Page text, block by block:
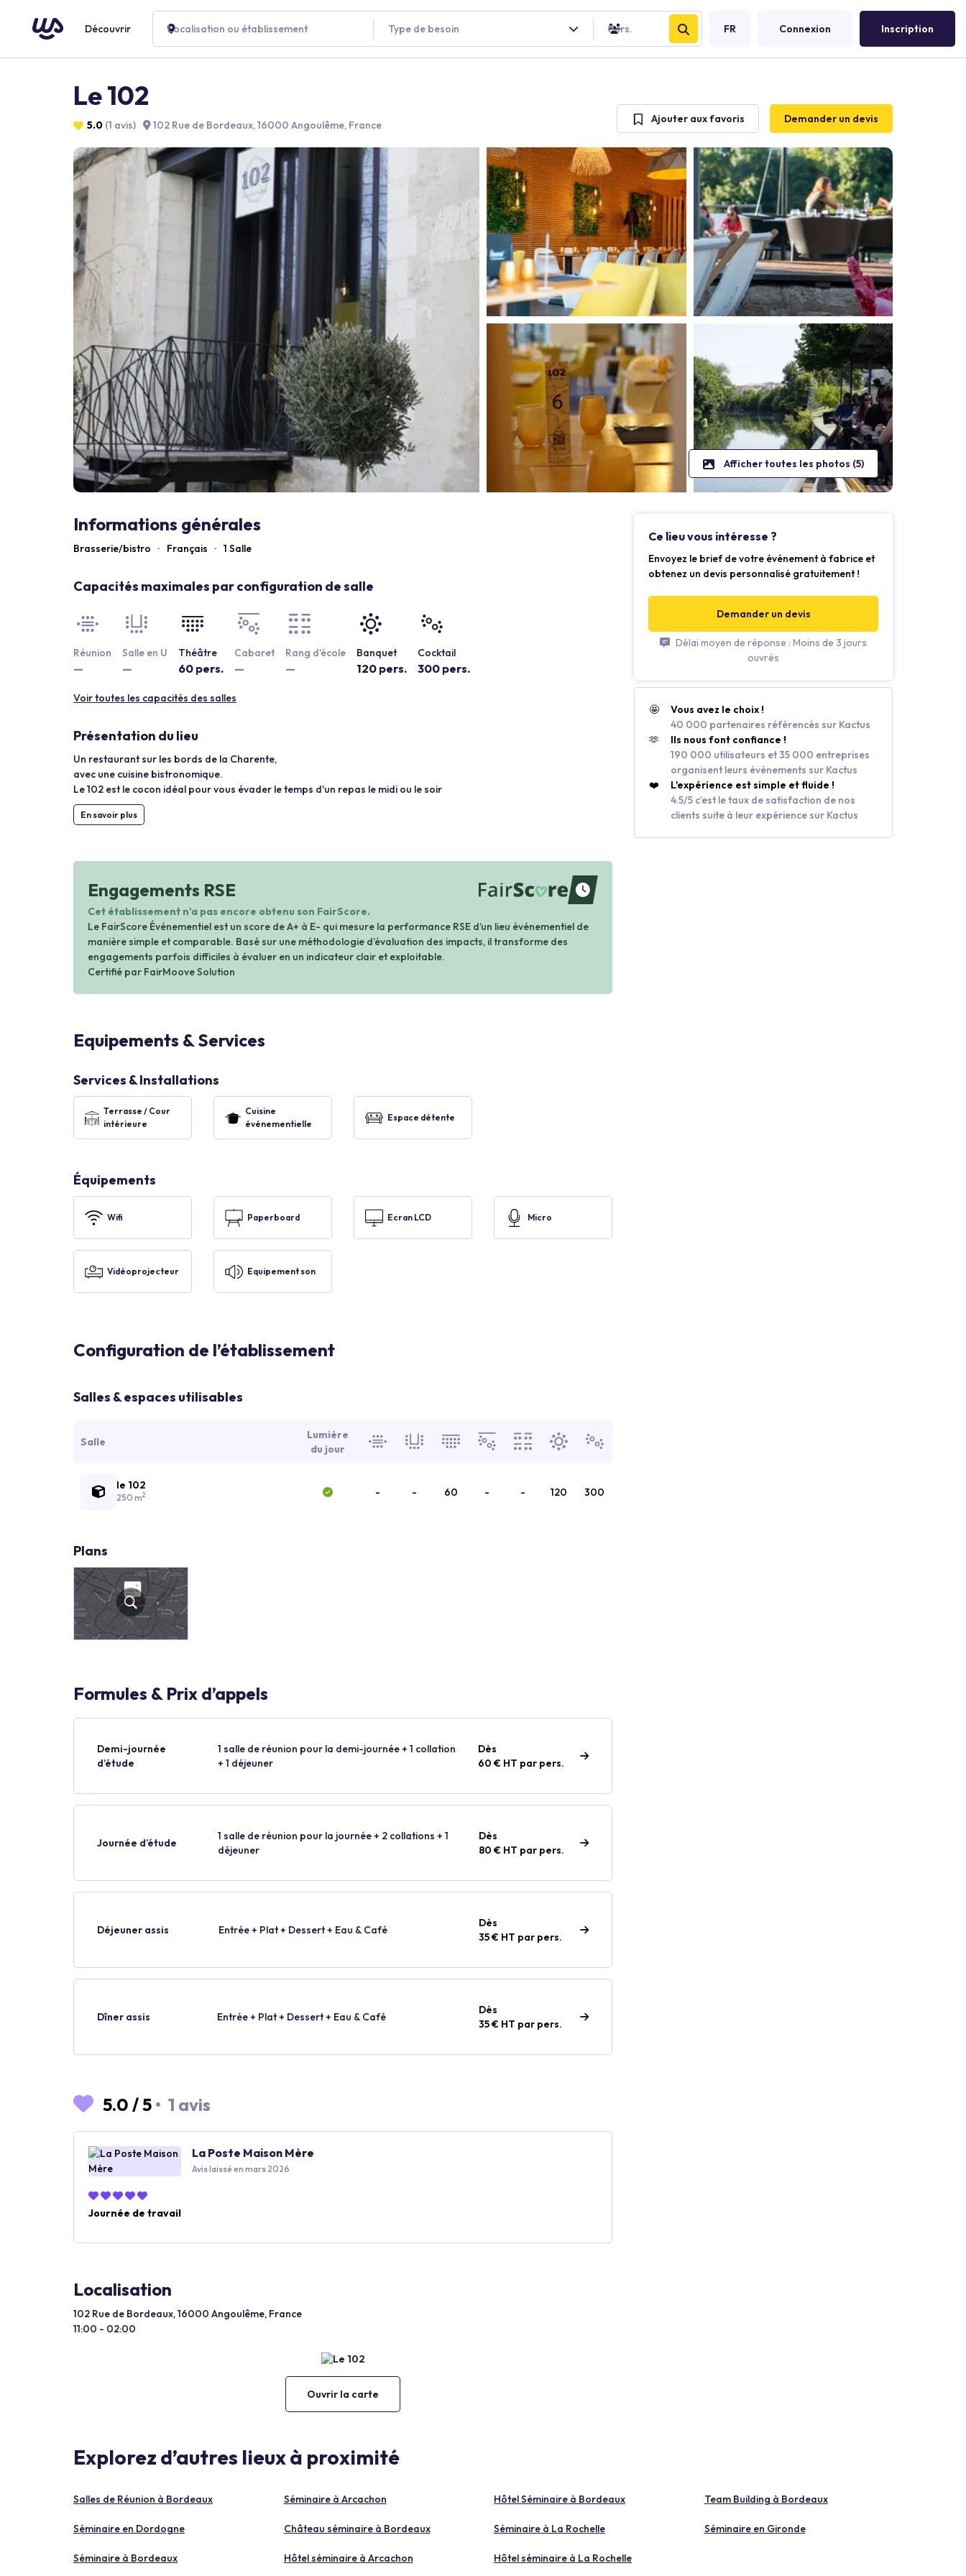
Découvrir Localisation ou établissement Type de besoin Pers. FR Connexion Inscription
Le 102
5.0 (1 avis) 102 Rue de Bordeaux, 16000 Angoulême, France Ajouter aux favoris Demander un devis
Afficher toutes les photos (5)
Informations générales
Brasserie/bistro · Français · 1 Salle
Capacités maximales par configuration de salle
Réunion
—
Salle en U
—
Théâtre
60 pers.
Cabaret
—
Rang d'école
—
Banquet
120 pers.
Cocktail
300 pers.
Voir toutes les capacités des salles
Présentation du lieu
Un restaurant sur les bords de la Charente,
avec une cuisine bistronomique.
Le 102 est le cocon idéal pour vous évader le temps d'un repas le midi ou le soir
En savoir plus
Engagements RSE
waiting
Cet établissement n'a pas encore obtenu son FairScore.
Le FairScore Événementiel est un score de A+ à E- qui mesure la performance RSE d’un lieu événementiel de
manière simple et comparable. Basé sur une méthodologie d’évaluation des impacts, il transforme des
engagements parfois difficiles à évaluer en un indicateur clair et exploitable.
Certifié par FairMoove Solution
Equipements & Services
Services & Installations
Terrasse / Cour
intérieure
Cuisine
événementielle
Espace détente
Équipements
Wifi Paperboard Ecran LCD Micro
Vidéoprojecteur Equipement son
Configuration de l’établissement
Salles & espaces utilisables
Salle
Lumière
du jour
le 102
250 m2 - - 60 - - 120 300
Plans
Formules & Prix d’appels
Demi-journée
d’étude
1 salle de réunion pour la demi-journée + 1 collation
+ 1 déjeuner
Dès
60 € HT par pers.
Journée d’étude
1 salle de réunion pour la journée + 2 collations + 1
déjeuner
Dès
80 € HT par pers.
Déjeuner assis Entrée + Plat + Dessert + Eau & Café
Dès
35 € HT par pers.
Dîner assis Entrée + Plat + Dessert + Eau & Café
Dès
35 € HT par pers.
5.0 /5 • 1 avis
La Poste Maison Mère
Avis laissé en mars 2026
Journée de travail
Localisation
102 Rue de Bordeaux, 16000 Angoulême, France
11:00 - 02:00
Ouvrir la carte
Ce lieu vous intéresse ?
Envoyez le brief de votre événement à fabrice et
obtenez un devis personnalisé gratuitement !
Demander un devis
Délai moyen de réponse : Moins de 3 jours
ouvrés
🤩
Vous avez le choix !
40 000 partenaires référencés sur Kactus
🫶
Ils nous font confiance !
190 000 utilisateurs et 35 000 entreprises
organisent leurs événements sur Kactus
❤️
L'expérience est simple et fluide !
4.5/5 c’est le taux de satisfaction de nos
clients suite à leur expérience sur Kactus
Explorez d’autres lieux à proximité
Salles de Réunion à Bordeaux Séminaire à Arcachon Hôtel Séminaire à Bordeaux Team Building à Bordeaux
Séminaire en Dordogne Château séminaire à Bordeaux Séminaire à La Rochelle Séminaire en Gironde
Séminaire à Bordeaux Hôtel séminaire à Arcachon Hôtel séminaire à La Rochelle